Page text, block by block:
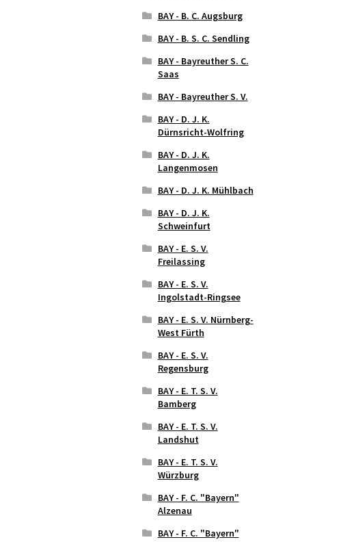
BAY - B. C. Augsburg
BAY - B. S. C. Sendling
BAY - Bayreuther S. C.
Saas
BAY - Bayreuther S. V.
BAY - D. J. K.
Dürnsricht-Wolfring
BAY - D. J. K.
Langenmosen
BAY - D. J. K. Mühlbach
BAY - D. J. K.
Schweinfurt
BAY - E. S. V.
Freilassing
BAY - E. S. V.
Ingolstadt-Ringsee
BAY - E. S. V. Nürnberg-
West Fürth
BAY - E. S. V.
Regensburg
BAY - E. T. S. V.
Bamberg
BAY - E. T. S. V.
Landshut
BAY - E. T. S. V.
Würzburg
BAY - F. C. "Bayern"
Alzenau
BAY - F. C. "Bayern"